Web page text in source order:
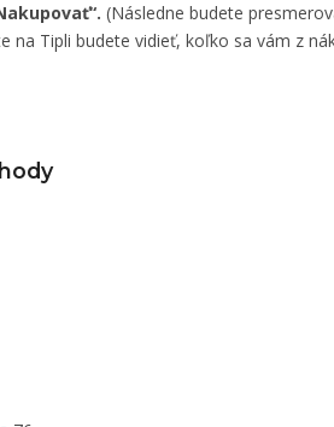
(Následne budete
na Tipli budete vidieť, koľko sa vám z